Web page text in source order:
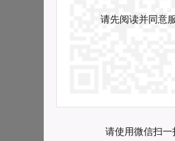
请先阅读并同意
请使用微信扫一